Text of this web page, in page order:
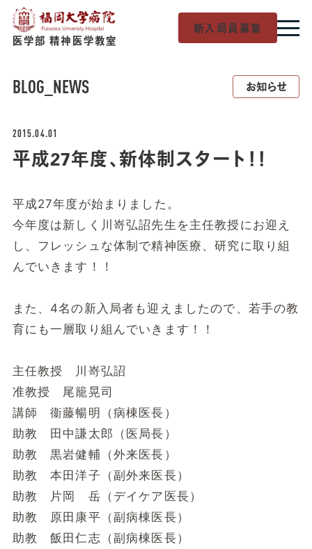
医学部 精神医学教室
新入局員募集
BLOG _NEWS お知らせ
2015.04.01
平成27年度、新体制スタート！！
平成27年度が始まりました。
今年度は新しく川嵜弘詔先生を主任教授にお迎え
し、フレッシュな体制で精神医療、研究に取り組
んでいきます！！
また、4名の新入局者も迎えましたので、若手の教
育にも一層取り組んでいきます！！
主任教授 川嵜弘詔
准教授 尾籠晃司
講師 衞藤暢明（病棟医長）
助教 田中謙太郎（医局長）
助教 黒岩健輔（外来医長）
助教 本田洋子（副外来医長）
助教 片岡 岳（デイケア医長）
助教 原田康平（副病棟医長）
助教 飯田仁志（副病棟医長）